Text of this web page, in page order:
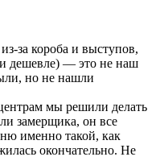
за короба и выступов,
дешевле) — это не наш
но не нашли
мы решили делать
замерщика, он все
именно такой, как
окончательно. Не